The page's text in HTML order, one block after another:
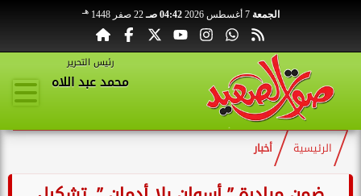
الجمعة 7 أغسطس 2026 04:42 صـ 22 صفر 1448 هـ
رئيس التحرير
محمد عبد اللاه
الرئيسية أخبار